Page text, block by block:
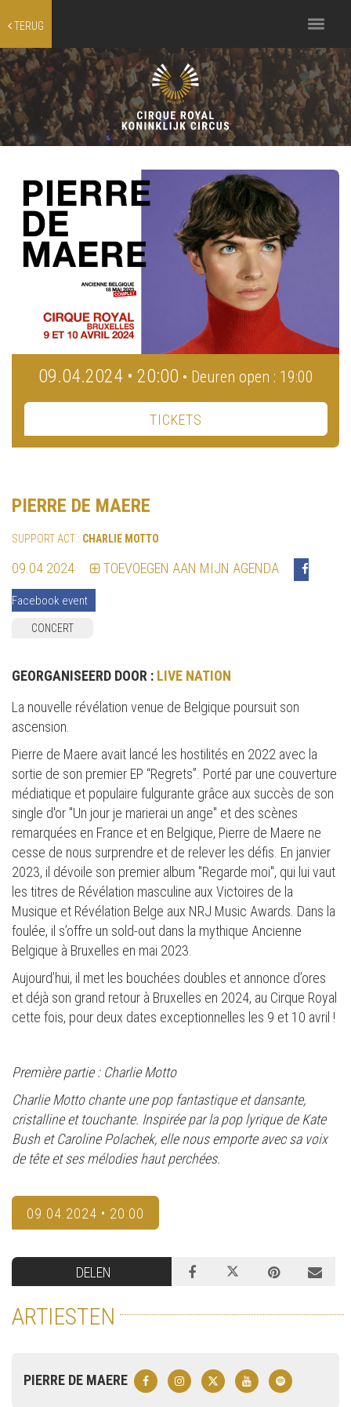
TERUG
Toggle
navigation
09.04.2024 • 20:00 • Deuren open : 19:00
TICKETS
PIERRE DE MAERE
SUPPORT ACT : CHARLIE MOTTO
09.04.2024 TOEVOEGEN AAN MIJN AGENDA
Facebook event
CONCERT
GEORGANISEERD DOOR : LIVE NATION
La nouvelle révélation venue de Belgique poursuit son
ascension.
Pierre de Maere avait lancé les hostilités en 2022 avec la
sortie de son premier EP “Regrets”. Porté par une couverture
médiatique et populaire fulgurante grâce aux succès de son
single d'or "Un jour je marierai un ange" et des scènes
remarquées en France et en Belgique, Pierre de Maere ne
cesse de nous surprendre et de relever les défis. En janvier
2023, il dévoile son premier album "Regarde moi", qui lui vaut
les titres de Révélation masculine aux Victoires de la
Musique et Révélation Belge aux NRJ Music Awards. Dans la
foulée, il s’offre un sold-out dans la mythique Ancienne
Belgique à Bruxelles en mai 2023.
Aujourd’hui, il met les bouchées doubles et annonce d’ores
et déjà son grand retour à Bruxelles en 2024, au Cirque Royal
cette fois, pour deux dates exceptionnelles les 9 et 10 avril !
Première partie : Charlie Motto
Charlie Motto chante une pop fantastique et dansante,
cristalline et touchante. Inspirée par la pop lyrique de Kate
Bush et Caroline Polachek, elle nous emporte avec sa voix
de tête et ses mélodies haut perchées.
09.04.2024 • 20:00
DELEN
ARTIESTEN
PIERRE DE MAERE